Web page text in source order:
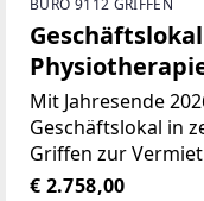
BÜRO 9112 GRIFFEN
Mit Jahresende
Geschäftslokal in
Griffen zur
€ 2.758,00